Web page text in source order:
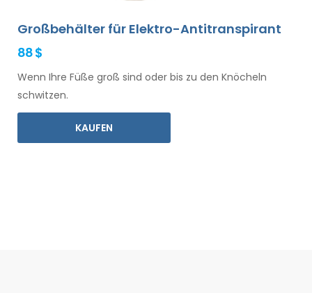
Großbehälter für Elektro-Antitranspirant
88 $
Wenn Ihre Füße groß sind oder bis zu den Knöcheln
schwitzen.
KAUFEN